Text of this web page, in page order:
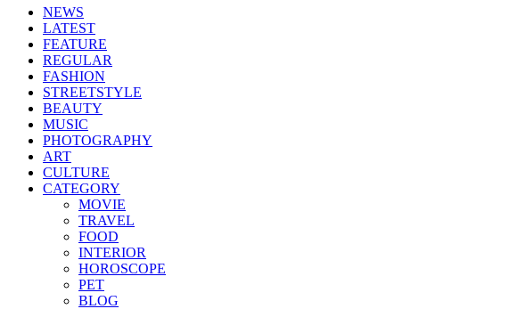
NEWS
LATEST
FEATURE
REGULAR
FASHION
STREETSTYLE
BEAUTY
MUSIC
PHOTOGRAPHY
ART
CULTURE
CATEGORY
MOVIE
TRAVEL
FOOD
INTERIOR
HOROSCOPE
PET
BLOG